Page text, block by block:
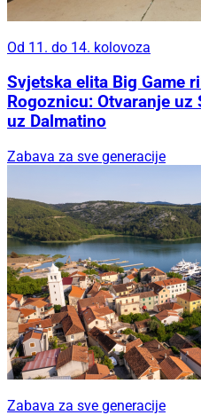
Od 11. do 14. kolovoza
Svjetska elita Big Game
Rogoznicu: Otvaranje
uz Dalmatino
Zabava za sve generacije
Zabava za sve generacije